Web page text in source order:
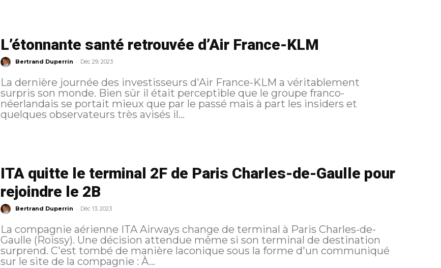
L’étonnante santé retrouvée d’Air France-KLM
Bertrand Duperrin - Déc 29, 2023
La dernière journée des investisseurs d'Air France-KLM a véritablement
surpris son monde. Bien sûr il était perceptible que le groupe franco-
néerlandais se portait mieux que par le passé mais à part les insiders et
quelques observateurs très avisés il...
ITA quitte le terminal 2F de Paris Charles-de-Gaulle pour
rejoindre le 2B
Bertrand Duperrin - Déc 13, 2023
La compagnie aérienne ITA Airways change de terminal à Paris Charles-de-
Gaulle (Roissy). Une décision attendue même si son terminal de destination
surprend. C'est tombé de manière laconique sous la forme d'un communiqué
sur le site de la compagnie : À...